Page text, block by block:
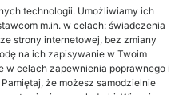
technologii. Umożliwiamy ich
m.in. w celach: świadczenia
strony internetowej, bez zmiany
na ich zapisywanie w Twoim
celach zapewnienia poprawnego i
że możesz samodzielnie